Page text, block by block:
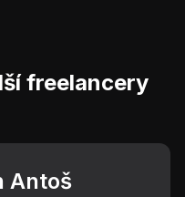
freelancery
Antoš